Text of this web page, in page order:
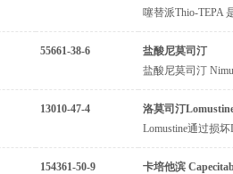
噻替派Thio-TEPA
55661-38-6
盐酸尼莫司汀
盐酸尼莫司汀
13010-47-4
洛莫司汀
Lomustine通过损
154361-50-9
卡培他滨